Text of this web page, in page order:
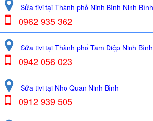
Sửa tivi tại Thành phố Ninh Bình Ninh Bình
0962 935 362
Sửa tivi tại Thành phố Tam Điệp Ninh Bình
0942 056 023
Sửa tivi tại Nho Quan Ninh Bình
0912 939 505